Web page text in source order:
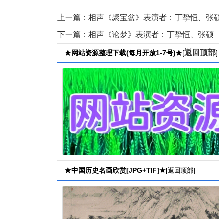
上一篇： 相声《聚宝盆》表演者：丁挚恒、张
下一篇： 相声《论梦》表演者：丁挚恒、张硕
★网站资源整理下载(每月开放1-7号)★[返回顶部]
★中国历史名画欣赏[JPG+TIF]★[返回顶部]